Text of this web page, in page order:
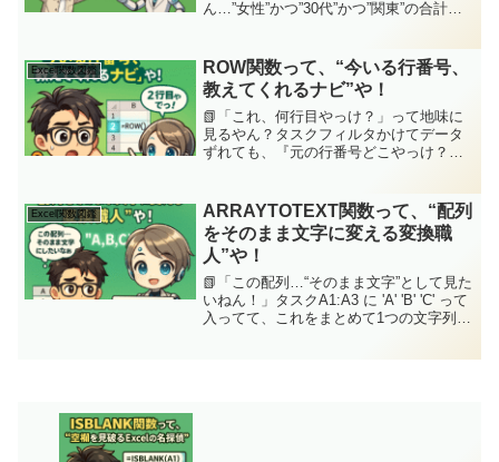
ん…”女性”かつ”30代”かつ”関東”の合計が
出番やな。条件ラッシュ、お任せあれ
っ...
Excel関数図鑑
ROW関数って、“今いる行番号、
教えてくれるナビ”や！
📗「これ、何行目やっけ？」って地味に
見るやん？タスクフィルタかけてデータ
ずれても、『元の行番号どこやっけ？』
に意外と知られてへんよな、ROWジッピ
ー(ChatGP...
Excel関数図鑑
ARRAYTOTEXT関数って、“配列
をそのまま文字に変える変換職
人”や！
📗「この配列…“そのまま文字”として見た
いねん！」タスクA1:A3 に 'A' 'B' 'C' って
入ってて、これをまとめて1つの文字列と